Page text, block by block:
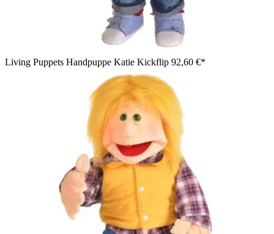
Living Puppets Handpuppe Katie Kickflip 92,60 €*